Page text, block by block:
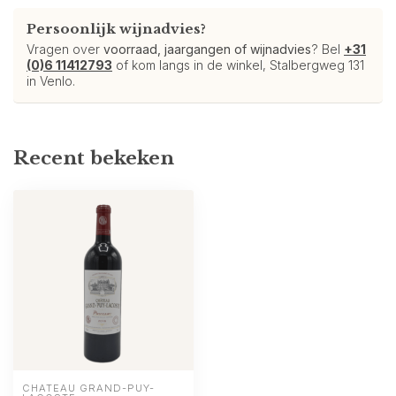
Persoonlijk wijnadvies?
Vragen over voorraad, jaargangen of wijnadvies? Bel +31
(0)6 11412793 of kom langs in de winkel, Stalbergweg 131
in Venlo.
Recent bekeken
CHÂTEAU GRAND-PUY-